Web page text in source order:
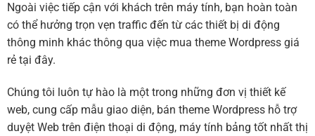
Ngoài việc tiếp cận với khách trên máy tính, bạn hoàn toàn
có thể hưởng trọn vẹn traffic đến từ các thiết bị di động
thông minh khác thông qua việc mua theme Wordpress giá
rẻ tại đây.
Chúng tôi luôn tự hào là một trong những đơn vị thiết kế
web, cung cấp mẫu giao diện, bán theme Wordpress hỗ trợ
duyệt Web trên điện thoại di động, máy tính bảng tốt nhất thị